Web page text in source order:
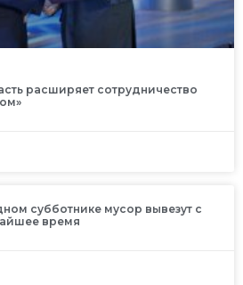
расширяет сотрудничество
субботнике мусор вывезут с
время